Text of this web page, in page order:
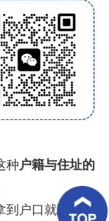
种户籍与住址的
户口就万事大